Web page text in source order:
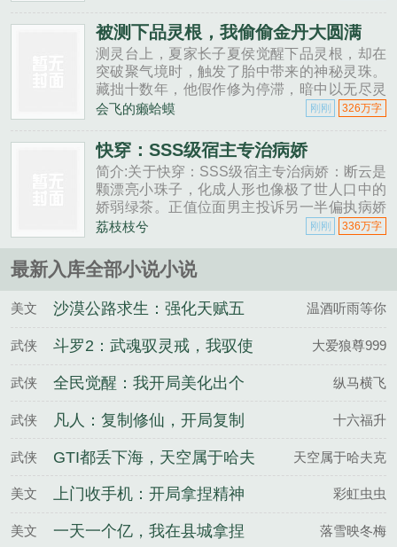
越……...
被测下品灵根，我偷偷金丹大圆满
测灵台上，夏家长子夏侯觉醒下品灵根，却在
突破聚气境时，触发了胎中带来的神秘灵珠。
藏拙十数年，他假作修为停滞，暗中以无尽灵
气淬炼金丹。当主脉长老夺舍胞弟、元婴老祖
丹映照百里山河。“诸位且看——这天地灵气，
够不够斩元婴？”...
会飞的癞蛤蟆 326万字
刚刚
快穿：SSS级宿主专治病娇
简介:关于快穿：SSS级宿主专治病娇：断云是
颗漂亮小珠子，化成人形也像极了世人口中的
娇弱绿茶。正值位面男主投诉另一半偏执病娇
受不了，轮回司一怒之下将断云扔了进去，成
鬼！比丧尸还恐怖数万倍！断云望向脚边给自
己系鞋带的某人：？某魔鬼：阿云，鞋子还紧
批！变态！断云看着电视里官方点名表扬的某
荔枝枝兮 336万字
刚刚
最新入库全部小说小说
美文
沙漠公路求生：强化天赋五
选三
温酒听雨等你
武侠
斗罗2：武魂驭灵戒，我驭使
万物
大爱狼尊999
武侠
全民觉醒：我开局美化出个
校花！
纵马横飞
武侠
凡人：复制修仙，开局复制
小绿瓶
十六福升
武侠
GTI都丢下海，天空属于哈夫
克
天空属于哈夫克
美文
上门收手机：开局拿捏精神
小妹！
彩虹虫虫
美文
一天一个亿，我在县城拿捏
落雪映冬梅